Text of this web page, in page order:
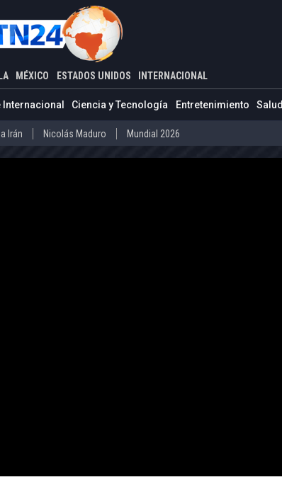
MÉXICO ESTADOS UNIDOS INTERNACIONAL
Internacional Ciencia y Tecnología Entretenimiento Salud
Irán Nicolás Maduro Mundial 2026
Mundial 2026
no sea él o sus amigos”: Barack Obama
Nicolás Maduro Mundial 2026
Iván Cepeda Donald Trump Disidencias de las FARC